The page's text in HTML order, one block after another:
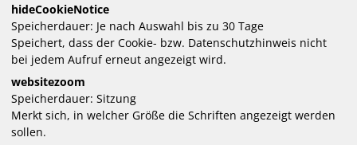
hideCookieNotice
Speicherdauer Je nach Auswahl bis zu 30 Tage
Speichert, dass der Cookie- bzw. Datenschutzhinweis nicht
bei jedem Aufruf erneut angezeigt wird.
websitezoom
Speicherdauer Sitzung
Merkt sich, in welcher Größe die Schriften angezeigt werden
sollen.